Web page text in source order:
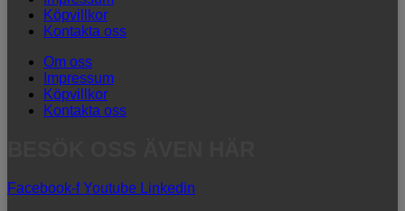
Köpvillkor
Kontakta oss
Om oss
Impressum
Köpvillkor
Kontakta oss
Facebook-f Youtube Linkedin